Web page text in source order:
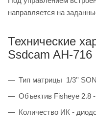
направляется на
Технические
Ssdcam AH-
Тип матрицы 1/3''
Объектив Fisheye 2.8
Количество ИК -